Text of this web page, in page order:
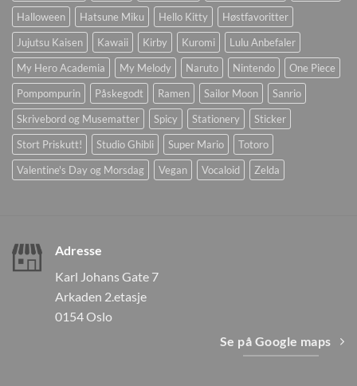
Halloween
Hatsune Miku Hello Kitty
Høstfavoritter
Jujutsu Kaisen
Kawaii Kirby Kuromi
Lulu Anbefaler
My Hero Academia
My Melody Naruto Nintendo
One Piece
Pompompurin
Påskegodt Ramen Sailor Moon
Sanrio
Skrivebord og Musematter
Spicy Stationery
Sticker
Stort Priskutt!
Studio Ghibli Super Mario
Totoro
Valentine's Day og Morsdag
Vegan Vocaloid Zelda
Adresse
Karl Johans Gate 7
Arkaden 2.etasje
0154 Oslo
Se på Google maps